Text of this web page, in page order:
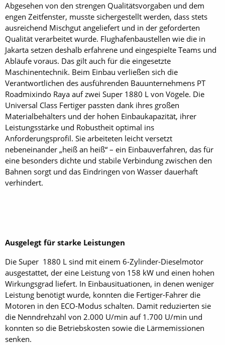
Abgesehen von den strengen Qualitätsvorgaben und dem
engen Zeitfenster, musste sichergestellt werden, dass stets
ausreichend Mischgut angeliefert und in der geforderten
Qualität verarbeitet wurde. Flughafenbaustellen wie die in
Jakarta setzen deshalb erfahrene und eingespielte Teams und
Abläufe voraus. Das gilt auch für die eingesetzte
Maschinentechnik. Beim Einbau verließen sich die
Verantwortlichen des ausführenden Bauunternehmens PT
Roadmixindo Raya auf zwei Super 1880 L von Vögele. Die
Universal Class Fertiger passten dank ihres großen
Materialbehälters und der hohen Einbaukapazität, ihrer
Leistungsstärke und Robustheit optimal ins
Anforderungsprofil. Sie arbeiteten leicht versetzt
nebeneinander „heiß an heiß“ – ein Einbauverfahren, das für
eine besonders dichte und stabile Verbindung zwischen den
Bahnen sorgt und das Eindringen von Wasser dauerhaft
verhindert.
Ausgelegt für starke Leistungen
Die Super 1880 L sind mit einem 6-Zylinder-Dieselmotor
ausgestattet, der eine Leistung von 158 kW und einen hohen
Wirkungsgrad liefert. In Einbausituationen, in denen weniger
Leistung benötigt wurde, konnten die Fertiger-Fahrer die
Motoren in den ECO-Modus schalten. Damit reduzierten sie
die Nenndrehzahl von 2.000 U/min auf 1.700 U/min und
konnten so die Betriebskosten sowie die Lärmemissionen
senken.